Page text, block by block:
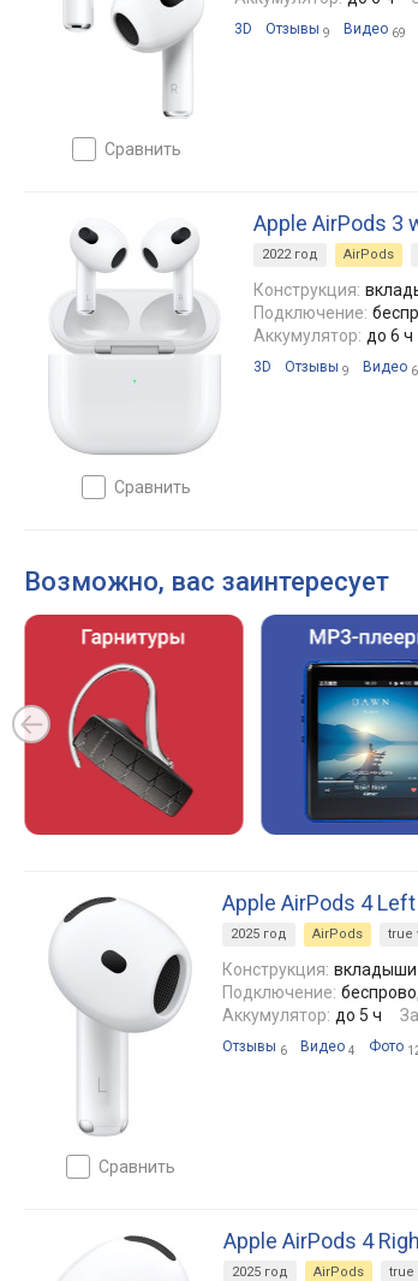
сравнить
3D Отзывы 9 Видео 69
сравнить
Apple AirPods 3
2022 год AirPods
Конструкция:
Подключение:
Аккумулятор: до 6 ч
3D Отзывы 9 Видео
Возможно, вас заинтересует
сравнить
Apple AirPods 4 Left
2025 год AirPods true
Конструкция: вкладыши
Подключение:
Аккумулятор: до 5 ч
Отзывы 6 Видео 4 Фото
Apple AirPods 4
2025 год AirPods true